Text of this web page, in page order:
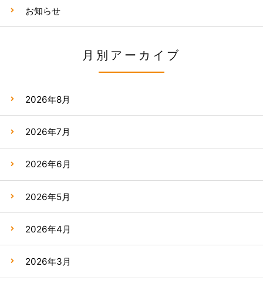
お知らせ
月別アーカイブ
2026年8月
2026年7月
2026年6月
2026年5月
2026年4月
2026年3月